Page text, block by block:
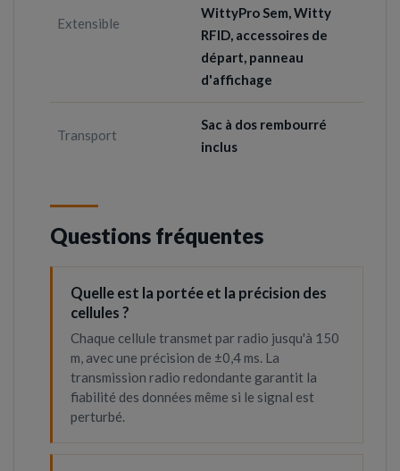
Extensible
WittyPro Sem, Witty
RFID, accessoires de
départ, panneau
d'affichage
Transport
Sac à dos rembourré
inclus
Questions fréquentes
Quelle est la portée et la précision des
cellules ?
Chaque cellule transmet par radio jusqu'à 150
m, avec une précision de ±0,4 ms. La
transmission radio redondante garantit la
fiabilité des données même si le signal est
perturbé.